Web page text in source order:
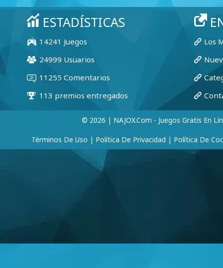
© 2026 | NAJOX.com - Juegos Gratis En
Términos De Uso | Política De Privacidad | Política De